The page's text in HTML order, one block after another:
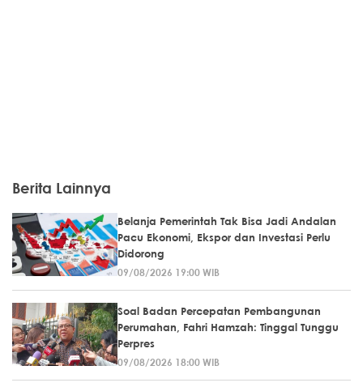
Berita Lainnya
Belanja Pemerintah Tak Bisa Jadi Andalan
Pacu Ekonomi, Ekspor dan Investasi Perlu
Didorong
09/08/2026 19:00 WIB
Soal Badan Percepatan Pembangunan
Perumahan, Fahri Hamzah: Tinggal Tunggu
Perpres
09/08/2026 18:00 WIB